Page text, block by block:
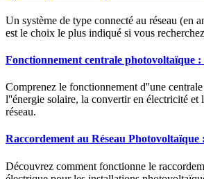
Un système de type connecté au réseau (en
est le choix le plus indiqué si vous
Fonctionnement centrale photovoltaïque :
Comprenez le fonctionnement d''une
l''énergie solaire, la convertir en électricité et
réseau.
Raccordement au Réseau Photovoltaïque
Découvrez comment fonctionne le